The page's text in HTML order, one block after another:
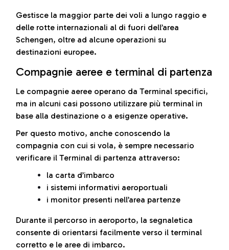
Gestisce la maggior parte dei voli a lungo raggio e
delle rotte internazionali al di fuori dell’area
Schengen, oltre ad alcune operazioni su
destinazioni europee.
Compagnie aeree e terminal di partenza
Le compagnie aeree operano da Terminal specifici,
ma in alcuni casi possono utilizzare più terminal in
base alla destinazione o a esigenze operative.
Per questo motivo, anche conoscendo la
compagnia con cui si vola, è sempre necessario
verificare il Terminal di partenza attraverso:
la carta d’imbarco
i sistemi informativi aeroportuali
i monitor presenti nell’area partenze
Durante il percorso in aeroporto, la segnaletica
consente di orientarsi facilmente verso il terminal
corretto e le aree di imbarco.